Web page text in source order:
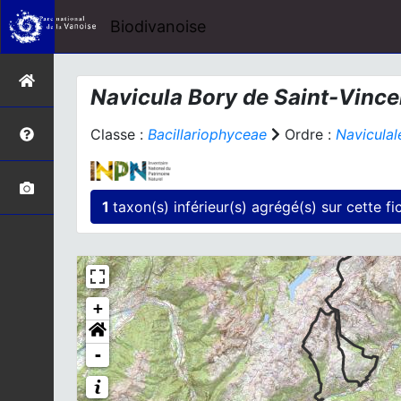
Biodivanoise
Navicula Bory de Saint-
Classe : Bacillariophyceae Ordre :
1 taxon(s)
+
-